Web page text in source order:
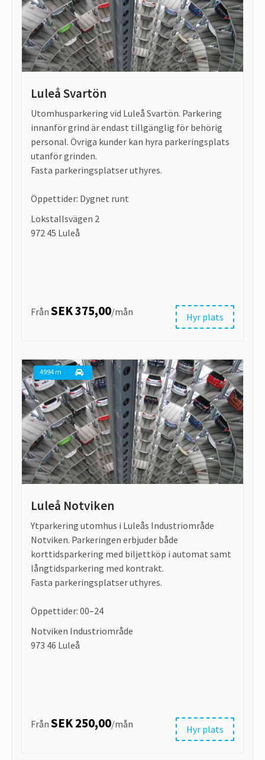
Luleå Svartön
Utomhusparkering vid Luleå Svartön. Parkering
innanför grind är endast tillgänglig för behörig
personal. Övriga kunder kan hyra parkeringsplats
utanför grinden.
Fasta parkeringsplatser uthyres.
Öppettider: Dygnet runt
Lokstallsvägen 2
972 45 Luleå
Hyr plats
Från SEK 375,00/mån
4994 m
Luleå Notviken
Ytparkering utomhus i Luleås Industriområde
Notviken. Parkeringen erbjuder både
korttidsparkering med biljettköp i automat samt
långtidsparkering med kontrakt.
Fasta parkeringsplatser uthyres.
Öppettider: 00–24
Notviken Industriområde
973 46 Luleå
Hyr plats
Från SEK 250,00/mån